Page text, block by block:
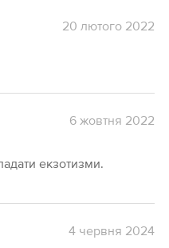
20 лютого 2022
6 жовтня 2022
екзотизми.
4 червня 2024